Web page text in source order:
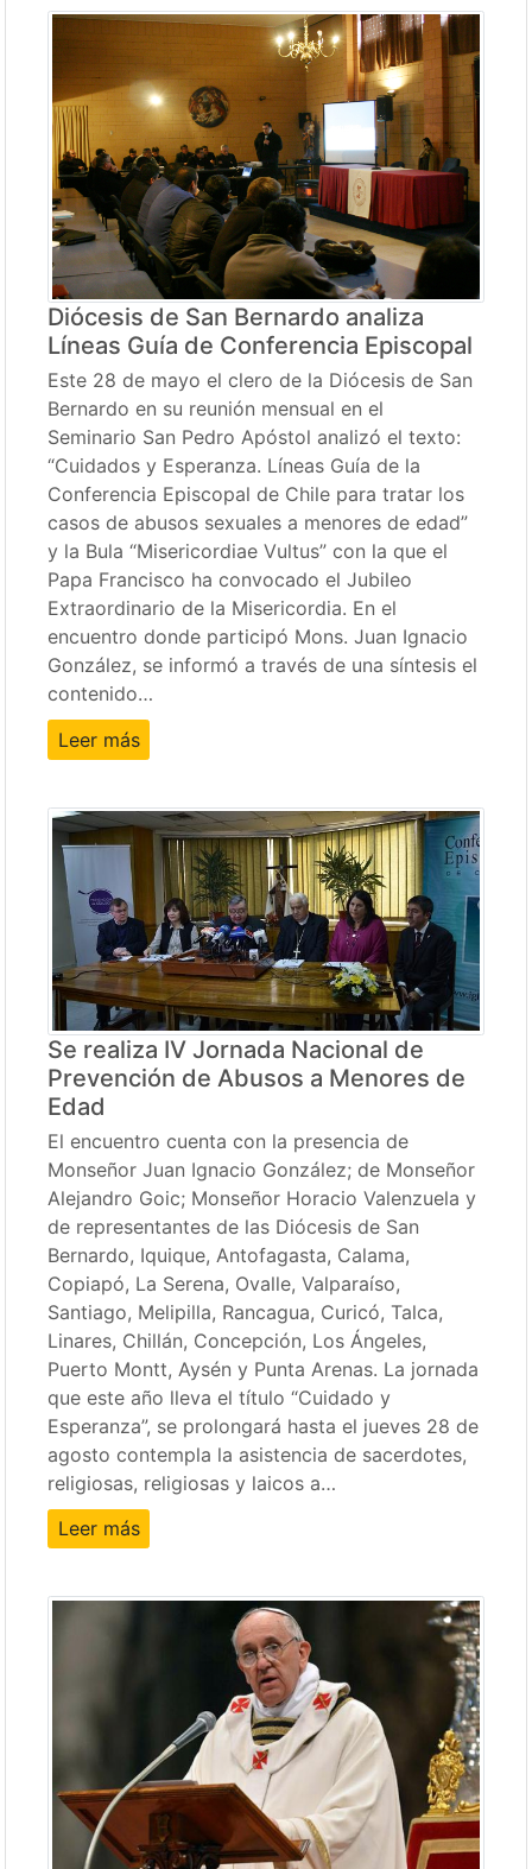
Diócesis de San Bernardo analiza
Líneas Guía de Conferencia Episcopal
Este 28 de mayo el clero de la Diócesis de San
Bernardo en su reunión mensual en el
Seminario San Pedro Apóstol analizó el texto:
“Cuidados y Esperanza. Líneas Guía de la
Conferencia Episcopal de Chile para tratar los
casos de abusos sexuales a menores de edad”
y la Bula “Misericordiae Vultus” con la que el
Papa Francisco ha convocado el Jubileo
Extraordinario de la Misericordia. En el
encuentro donde participó Mons. Juan Ignacio
González, se informó a través de una síntesis el
contenido…
Leer más
Se realiza IV Jornada Nacional de
Prevención de Abusos a Menores de
Edad
El encuentro cuenta con la presencia de
Monseñor Juan Ignacio González; de Monseñor
Alejandro Goic; Monseñor Horacio Valenzuela y
de representantes de las Diócesis de San
Bernardo, Iquique, Antofagasta, Calama,
Copiapó, La Serena, Ovalle, Valparaíso,
Santiago, Melipilla, Rancagua, Curicó, Talca,
Linares, Chillán, Concepción, Los Ángeles,
Puerto Montt, Aysén y Punta Arenas. La jornada
que este año lleva el título “Cuidado y
Esperanza”, se prolongará hasta el jueves 28 de
agosto contempla la asistencia de sacerdotes,
religiosas, religiosas y laicos a…
Leer más